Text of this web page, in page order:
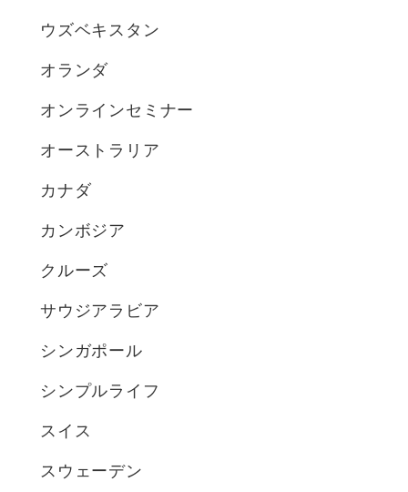
ウズベキスタン
オランダ
オンラインセミナー
オーストラリア
カナダ
カンボジア
クルーズ
サウジアラビア
シンガポール
シンプルライフ
スイス
スウェーデン